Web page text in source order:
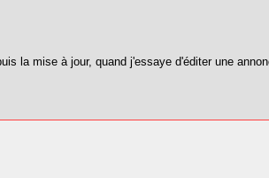
la mise à jour, quand j'essaye d'éditer une